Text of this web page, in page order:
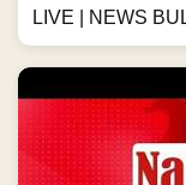
LIVE | NEWS